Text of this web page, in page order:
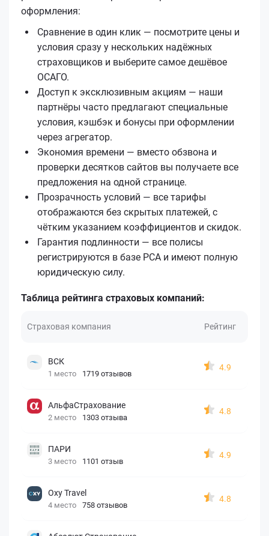
оформления:
Сравнение в один клик — посмотрите цены и
условия сразу у нескольких надёжных
страховщиков и выберите самое дешёвое
ОСАГО.
Доступ к эксклюзивным акциям — наши
партнёры часто предлагают специальные
условия, кэшбэк и бонусы при оформлении
через агрегатор.
Экономия времени — вместо обзвона и
проверки десятков сайтов вы получаете все
предложения на одной странице.
Прозрачность условий — все тарифы
отображаются без скрытых платежей, с
чётким указанием коэффициентов и скидок.
Гарантия подлинности — все полисы
регистрируются в базе РСА и имеют полную
юридическую силу.
Таблица рейтинга страховых компаний:
Страховая компания Рейтинг
ВСК
1 место 1719 отзывов
4.9
АльфаСтрахование
2 место 1303 отзыва
4.8
ПАРИ
3 место 1101 отзыв
4.9
Oxy Travel
4 место 758 отзывов
4.8